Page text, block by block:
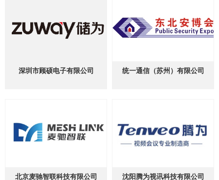
深圳市顾硕电子有限公司 统一通信（苏州）有限公司
北京麦驰智联科技有限公司 沈阳腾为视讯科技有限公司